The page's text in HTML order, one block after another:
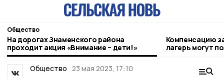
Общество
На дорогах Знаменского района
проходит акция «Внимание – дети!»
Компенсацию
лагерь могут
родители
Общество 23 мая 2023, 17:10